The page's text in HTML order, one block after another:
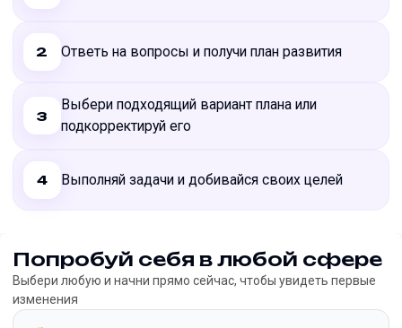
2 Ответь на вопросы и получи план развития
3
Выбери подходящий вариант плана или
подкорректируй его
4 Выполняй задачи и добивайся своих целей
Попробуй себя в любой сфере
Выбери любую и начни прямо сейчас, чтобы увидеть первые
изменения